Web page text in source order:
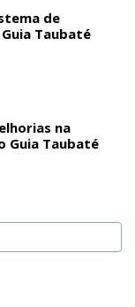
de
Taubaté
na
Guia Taubaté